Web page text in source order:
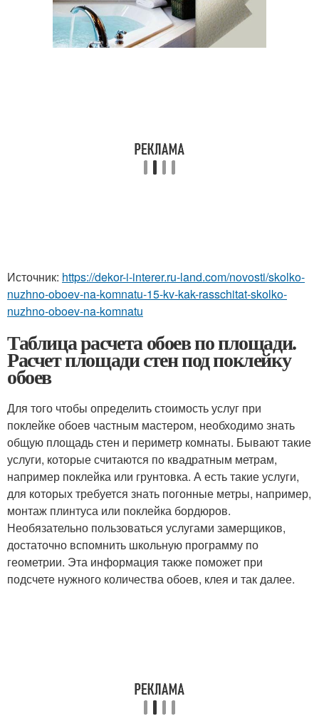
Источник: https://dekor-i-interer.ru-land.com/novosti/skolko-
nuzhno-oboev-na-komnatu-15-kv-kak-rasschitat-skolko-
nuzhno-oboev-na-komnatu
Таблица расчета обоев по площади.
Расчет площади стен под поклейку
обоев
Для того чтобы определить стоимость услуг при
поклейке обоев частным мастером, необходимо знать
общую площадь стен и периметр комнаты. Бывают такие
услуги, которые считаются по квадратным метрам,
например поклейка или грунтовка. А есть такие услуги,
для которых требуется знать погонные метры, например,
монтаж плинтуса или поклейка бордюров.
Необязательно пользоваться услугами замерщиков,
достаточно вспомнить школьную программу по
геометрии. Эта информация также поможет при
подсчете нужного количества обоев, клея и так далее.